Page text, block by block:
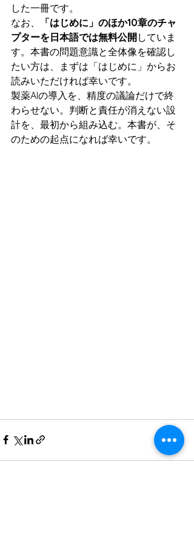
した一冊です。
なお、
「はじめに」のほか10章のチャ
プターを日本語では無料公開 していま
す。本書の問題意識と全体像を確認し
たい方は、まずは「はじめに」からお
読みいただければ幸いです。
製薬AIの導入を、精度の議論だけで終
わらせない。判断と責任が消えない設
計を、最初から組み込む。本書が、そ
のための起点になれば幸いです。